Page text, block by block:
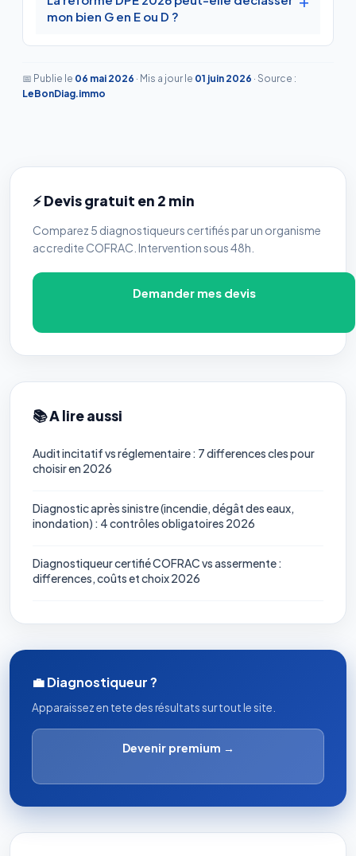
mon bien G en E ou D ?
📅 Publie le 06 mai 2026 · Mis a jour le 01 juin 2026 · Source :
LeBonDiag.immo
⚡ Devis gratuit en 2 min
Comparez 5 diagnostiqueurs certifiés par un organisme
accredite COFRAC. Intervention sous 48h.
Demander mes devis
📚 A lire aussi
Audit incitatif vs réglementaire : 7 differences cles pour
choisir en 2026
Diagnostic après sinistre (incendie, dégât des eaux,
inondation) : 4 contrôles obligatoires 2026
Diagnostiqueur certifié COFRAC vs assermente :
differences, coûts et choix 2026
💼 Diagnostiqueur ?
Apparaissez en tete des résultats sur tout le site.
Devenir premium →